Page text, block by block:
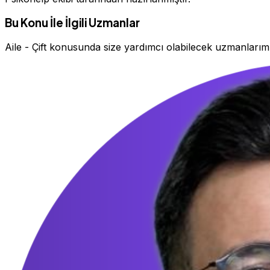
Bu Konu İle İlgili Uzmanlar
Aile - Çift konusunda size yardımcı olabilecek